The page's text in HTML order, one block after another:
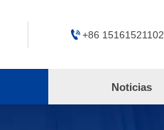
+86 15161521102
Noticias